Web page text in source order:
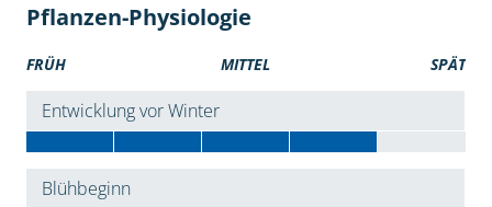
Pflanzen-Physiologie
FRÜH MITTEL SPÄT
Entwicklung vor Winter
Blühbeginn